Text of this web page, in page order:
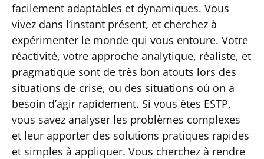
facilement adaptables et dynamiques. Vous
vivez dans l’instant présent, et cherchez à
expérimenter le monde qui vous entoure. Votre
réactivité, votre approche analytique, réaliste, et
pragmatique sont de très bon atouts lors des
situations de crise, ou des situations où on a
besoin d’agir rapidement. Si vous êtes ESTP,
vous savez analyser les problèmes complexes
et leur apporter des solutions pratiques rapides
et simples à appliquer. Vous cherchez à rendre